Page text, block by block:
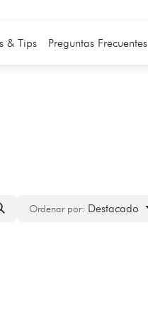
& Tips Preguntas Frecuentes
Ordenar por: Destacado